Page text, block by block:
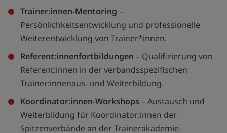
Trainer:innen-Mentoring –
Persönlichkeitsentwicklung und professionelle
Weiterentwicklung von Trainer*innen.
Referent:innenfortbildungen – Qualifizierung von
Referent:innen in der verbandsspezifischen
Trainer:innenaus- und Weiterbildung.
Koordinator:innen-Workshops – Austausch und
Weiterbildung für Koordinator:innen der
Spitzenverbände an der Trainerakademie.